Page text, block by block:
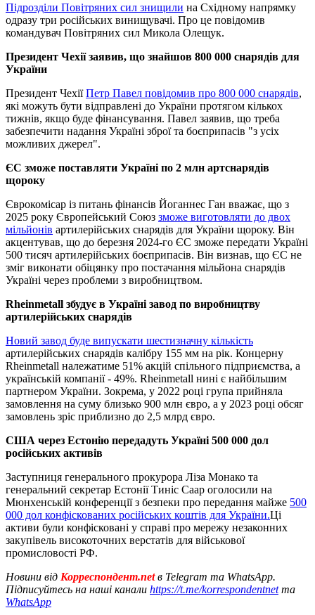
Підрозділи Повітряних сил знищили на Східному напрямку
одразу три російських винищувачі. Про це повідомив
командувач Повітряних сил Микола Олещук.
Президент Чехії заявив, що знайшов 800 000 снарядів для
України
Президент ЧехіїПетр Павел повідомив про 800 000 снарядів,
які можуть бути відправлені до України протягом кількох
тижнів, якщо буде фінансування. Павел заявив, що треба
забезпечити надання Україні зброї та боєприпасів "з усіх
можливих джерел".
ЄС зможе поставляти Україні по 2 млн артснарядів
щороку
Єврокомісар із питань фінансів Йоганнес Ган вважає, що з
2025 року Європейський Союз зможе виготовляти до двох
мільйонів артилерійських снарядів для України щороку. Він
акцентував, що до березня 2024-го ЄС зможе передати Україні
500 тисяч артилерійських боєприпасів. Він визнав, що ЄС не
зміг виконати обіцянку про постачання мільйона снарядів
Україні через проблеми з виробництвом.
Rheinmetall збудує в Україні завод по виробництву
артилерійських снарядів
Новий завод буде випускати шестизначну кількість
артилерійських снарядів калібру 155 мм на рік. Концерну
Rheinmetall належатиме 51% акцій спільного підприємства, а
українській компанії - 49%. Rheinmetall нині є найбільшим
партнером України. Зокрема, у 2022 році група прийняла
замовлення на суму близько 900 млн євро, а у 2023 році обсяг
замовлень зріс приблизно до 2,5 млрд євро.
США через Естонію передадуть Україні 500 000 дол
російських активів
Заступниця генерального прокурора Ліза Монако та
генеральний секретар Естонії Тиніс Саар оголосили на
Мюнхенській конференції з безпеки про передання майже 500
000 дол конфіскованих російських коштів для України.Ці
активи були конфісковані у справі про мережу незаконних
закупівель високоточних верстатів для військової
промисловості РФ.
Новини від Корреспондент.netв Telegram та WhatsApp.
Підписуйтесь на наші канали https://t.me/korrespondentnetта
WhatsApp